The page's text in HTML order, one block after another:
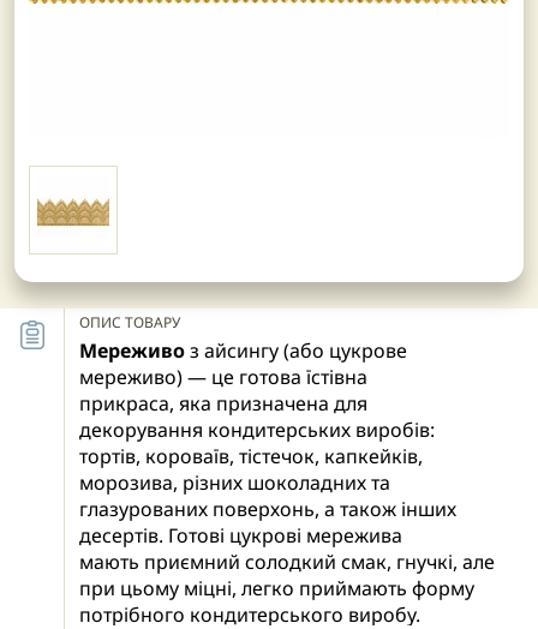
ОПИС ТОВАРУ
Мереживоз айсингу (або цукрове
мереживо) — це готова їстівна
прикраса, яка призначена для
декорування кондитерських виробів:
тортів, короваїв, тістечок, капкейків,
морозива, різних шоколадних та
глазурованих поверхонь, а також інших
десертів. Готові цукрові мережива
мають приємний солодкий смак, гнучкі, але
при цьому міцні, легко приймають форму
потрібного кондитерського виробу.